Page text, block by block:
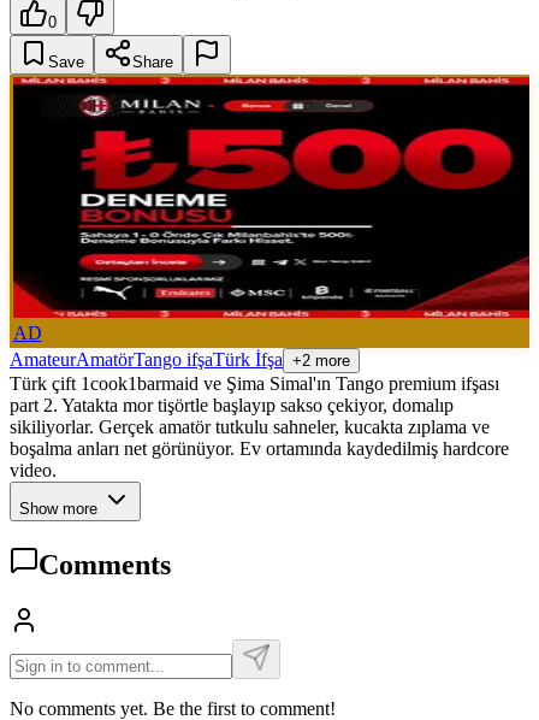
0
Save Share
AD
AmateurAmatörTango ifşaTürk İfşa +2 more
Türk çift 1cook1barmaid ve Şima Simal'ın Tango premium ifşası
part 2. Yatakta mor tişörtle başlayıp sakso çekiyor, domalıp
sikiliyorlar. Gerçek amatör tutkulu sahneler, kucakta zıplama ve
boşalma anları net görünüyor. Ev ortamında kaydedilmiş hardcore
video.
Show more
Comments
No comments yet. Be the first to comment!